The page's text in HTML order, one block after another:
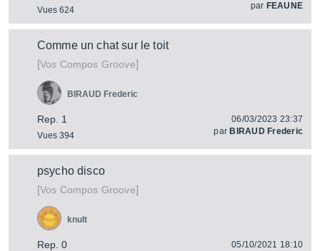
Vues 624
par FEAUNE
Comme un chat sur le toit
[Vos Compos Groove]
Rep. 1
Vues 394
BIRAUD Frederic
06/03/2023 23:37
par BIRAUD Frederic
psycho disco
[Vos Compos Groove]
Rep. 0
knult
05/10/2021 18:10